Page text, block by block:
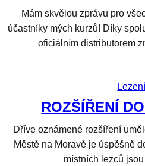
Mám skvělou zprávu pro
účastníky mých kurzů! Díky
oficiálním distributorem
Lezení
ROZŠÍŘENÍ
Dříve oznámené rozšíření
Městě na Moravě je úspěšně
místních lezců